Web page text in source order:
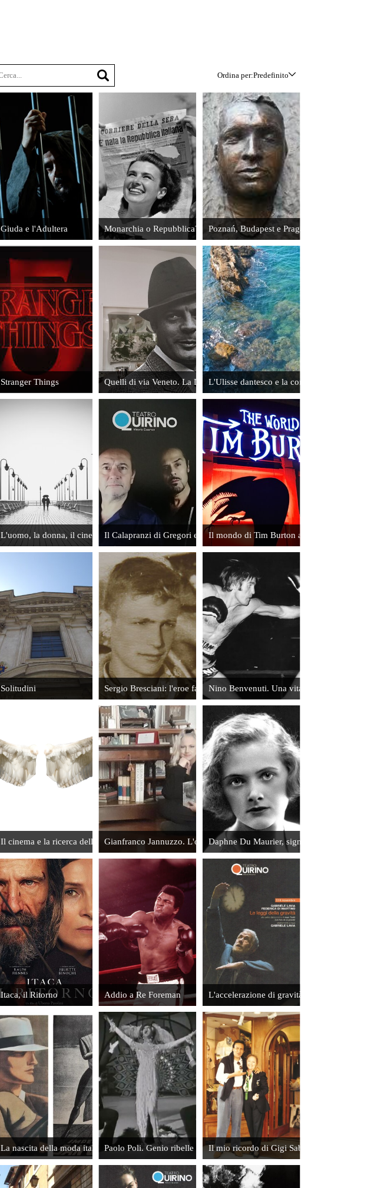
Ordina per:Predefinito
Titolo
Giuda e l'Adultera Monarchia o Repubblica? Poznań, Budapest e Praga: le radici del
Stranger Things Quelli di via Veneto. La Dolce Vita romana
Quelli di
via Veneto.
La Dolce
Vita
romana
Leggi
L'Ulisse dantesco e la comunicazione
L'Ulisse
dantesco e la
comunicazione
contemporanea
Leggi
L'uomo, la donna, il cinema Il Calapranzi di Gregori e Colombari
Il
Calapranzi
di Gregori e
Colombari
Leggi
Il mondo di Tim Burton a Torino
Il mondo di
Tim Burton
a Torino
Leggi
Solitudini Sergio Bresciani: l'eroe fanciullo di El Alamein
fanciullo di
El Alamein
Leggi
Nino Benvenuti. Una vita di pugni
Benvenuti.
Una vita di
pugni
Il cinema e la ricerca dell'animaGianfranco Jannuzzo. L'occhio magico del fotografo
Gianfranco
Jannuzzo.
L'occhio
magico del
fotografo
Leggi
Daphne Du Maurier, signora della suspense
Daphne Du
Maurier,
signora
della
suspense
Leggi
Itaca, il Ritorno Addio a Re Foreman
Addio a Re
Foreman
L'accelerazione di gravità emotiva
L'accelerazione
di gravità
emotiva
Leggi
La nascita della moda italianaPaolo Poli. Genio ribelle
Paolo Poli.
Genio
ribelle
Leggi
Il mio ricordo di Gigi Sabani
Il mio
ricordo di
Gigi Sabani
Leggi
Il Padre tra
Strindberg
e Lavia
Leggi
Cinema e
fumo: una
coppia
inossidabile
Leggi